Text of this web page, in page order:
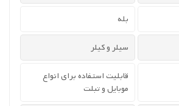
بله
سیلر و کیلر
قابلیت استفاده برای انواع
موبایل و تبلت